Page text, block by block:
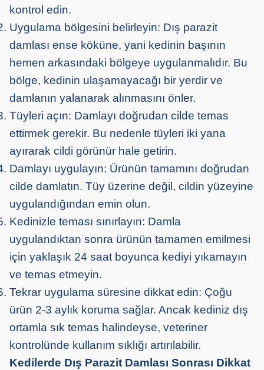
kontrol edin.
Uygulama bölgesini belirleyin: Dış parazit
damlası ense köküne, yani kedinin başının
hemen arkasındaki bölgeye uygulanmalıdır. Bu
bölge, kedinin ulaşamayacağı bir yerdir ve
damlanın yalanarak alınmasını önler.
Tüyleri açın: Damlayı doğrudan cilde temas
ettirmek gerekir. Bu nedenle tüyleri iki yana
ayırarak cildi görünür hale getirin.
Damlayı uygulayın: Ürünün tamamını doğrudan
cilde damlatın. Tüy üzerine değil, cildin yüzeyine
uygulandığından emin olun.
Kedinizle teması sınırlayın: Damla
uygulandıktan sonra ürünün tamamen emilmesi
için yaklaşık 24 saat boyunca kediyi yıkamayın
ve temas etmeyin.
Tekrar uygulama süresine dikkat edin: Çoğu
ürün 2-3 aylık koruma sağlar. Ancak kediniz dış
ortamla sık temas halindeyse, veteriner
kontrolünde kullanım sıklığı artırılabilir.
Kedilerde Dış Parazit Damlası Sonrası Dikkat